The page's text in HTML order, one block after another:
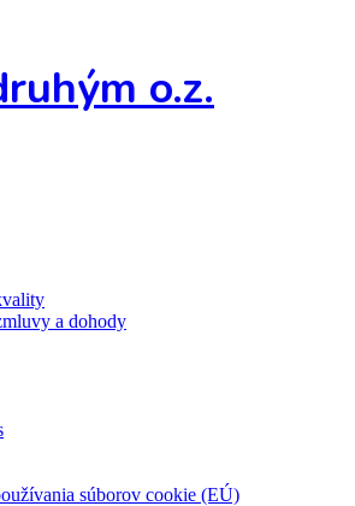
o.z.
a dohody
súborov cookie (EÚ)